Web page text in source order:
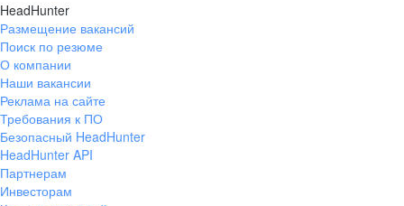
HeadHunter
Размещение вакансий
Поиск по резюме
О компании
Наши вакансии
Реклама на сайте
Требования к ПО
Безопасный HeadHunter
HeadHunter API
Партнерам
Инвесторам